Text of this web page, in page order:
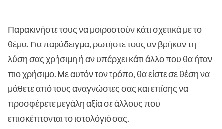
Παρακινήστε τους να μοιραστούν κάτι σχετικά με το
θέμα. Για παράδειγμα, ρωτήστε τους αν βρήκαν τη
λύση σας χρήσιμη ή αν υπάρχει κάτι άλλο που θα ήταν
πιο χρήσιμο. Με αυτόν τον τρόπο, θα είστε σε θέση να
μάθετε από τους αναγνώστες σας και επίσης να
προσφέρετε μεγάλη αξία σε άλλους που
επισκέπτονται το ιστολόγιό σας.